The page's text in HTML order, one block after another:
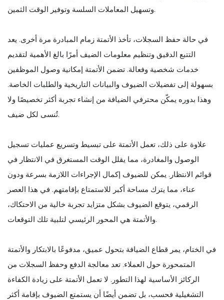
وتسهيل المعاملات السلسة وتوفير الوقت الثمين.
في حالة حفظ السجلات، تأخذ الأتمتة زمام المبادرة مرة أخرى. يعد
التتبع الدقيق وتنظيم معلومات الضيف أمرًا بالغ الأهمية لتقديم
خدمات شخصية وفعالة. تضمن الأتمتة إمكانية وصول الموظفين
بسهولة إلى تفضيلات الضيوف والبيانات التاريخية والطلبات الخاصة.
وهذا بدوره يمكّن محترفي الضيافة من إنشاء تجربة أكثر تخصيصًا ولا
تُنسى لكل ضيف.
علاوة على ذلك، تعمل الأتمتة على تبسيط وتسريع عمليات تسجيل
الوصول والمغادرة، مما يقلل الوقت المستغرق في الانتظار في
قوائم الانتظار. يمكن للضيوف إكمال الإجراءات اللازمة بسرعة ودون
عناء، مما يترك مساحة أكبر للاستمتاع بإقامتهم. في هذا العصر
الرقمي، يتوقع الضيوف بشكل متزايد تجربة خالية من الاحتكاك،
والأتمتة هي المحور الرئيسي لتلبية تلك التوقعات.
في الختام، يمر قطاع الضيافة بتحول عميق، مدفوعًا بالابتكار والأتمتة
المتمحورة حول العملاء. تعد معالجة الدفع وحفظ السجلات من
الركائز الأساسية لهذا التطور. لا تعمل الأتمتة على زيادة الكفاءة
التشغيلية فحسب، بل تضمن أيضًا أن يستمتع الضيوف بإقامة أكثر